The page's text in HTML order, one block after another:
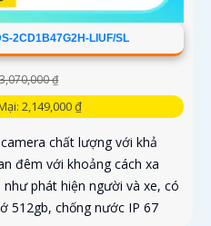
2CD1B47G2H-LIUF/SL
₫
2,149,000 ₫
chất lượng với khả
đêm với khoảng cách xa
phát hiện người và xe, có
512gb, chống nước IP 67